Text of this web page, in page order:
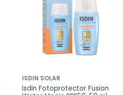
ISDIN SOLAR
Isdin Fotoprotector Fusion